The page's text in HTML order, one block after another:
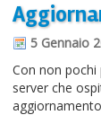
5 Gennaio
Con non
server che